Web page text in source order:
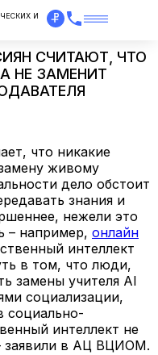
И
СЧИТАЮТ, ЧТО
НЕ ЗАМЕНИТ
что никакие
живому
дело обстоит
знания и
нежели это
– например, онлайн
интеллект
в том, что люди,
замены учителя AI
социализации,
социально-
интеллект не
заявили в АЦ ВЦИОМ.